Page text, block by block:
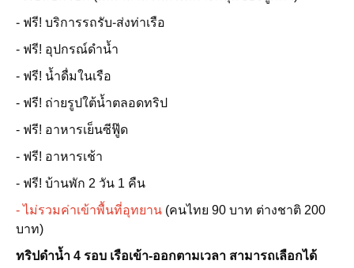
- ฟรี! บริการรถรับ-ส่งท่าเรือ
- ฟรี! อุปกรณ์ดำน้ำ
- ฟรี! น้ำดื่มในเรือ
- ฟรี! ถ่ายรูปใต้น้ำตลอดทริป
- ฟรี! อาหารเย็นซีฟู๊ด
- ฟรี! อาหารเช้า
- ฟรี! บ้านพัก 2 วัน 1 คืน
- ไม่รวมค่าเข้าพื้นที่อุทยาน (คนไทย 90 บาท ต่างชาติ 200
บาท)
ทริปดำน้ำ 4 รอบ เรือเข้า-ออกตามเวลา สามารถเลือกได้